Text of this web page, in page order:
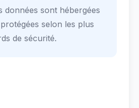
données sont hébergées
selon les plus
de sécurité.